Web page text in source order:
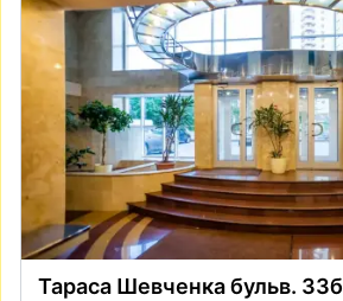
Тараса Шевченка бульв. 33б